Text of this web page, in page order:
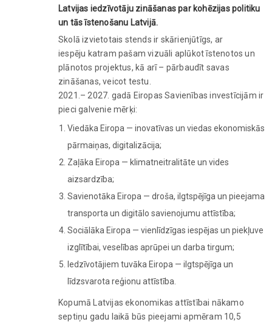
Latvijas iedzīvotāju zināšanas par kohēzijas politiku
un tās īstenošanu Latvijā.
Skolā izvietotais stends ir skārienjūtīgs, ar
iespēju katram pašam vizuāli aplūkot īstenotos un
plānotos projektus, kā arī – pārbaudīt savas
zināšanas, veicot testu.
2021.– 2027. gadā Eiropas Savienības investīcijām ir
pieci galvenie mērķi:
Viedāka Eiropa — inovatīvas un viedas ekonomiskās
pārmaiņas, digitalizācija;
Zaļāka Eiropa — klimatneitralitāte un vides
aizsardzība;
Savienotāka Eiropa — droša, ilgtspējīga un pieejama
transporta un digitālo savienojumu attīstība;
Sociālāka Eiropa — vienlīdzīgas iespējas un piekļuve
izglītībai, veselības aprūpei un darba tirgum;
Iedzīvotājiem tuvāka Eiropa — ilgtspējīga un
līdzsvarota reģionu attīstība.
Kopumā Latvijas ekonomikas attīstībai nākamo
septiņu gadu laikā būs pieejami apmēram 10,5